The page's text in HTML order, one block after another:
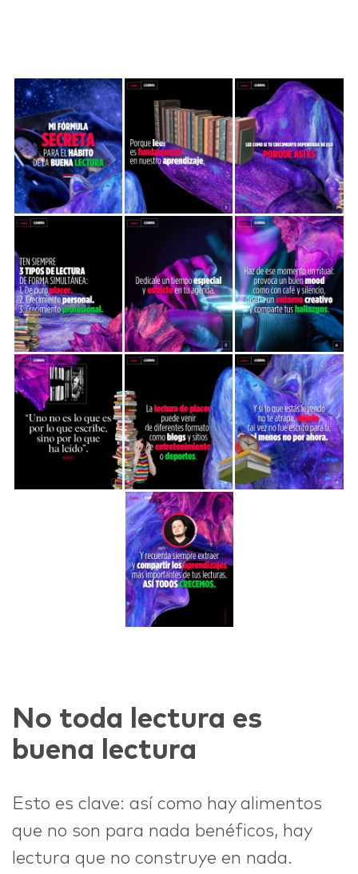
No toda lectura es
buena lectura
Esto es clave: así como hay alimentos
que no son para nada benéficos, hay
lectura que no construye en nada.